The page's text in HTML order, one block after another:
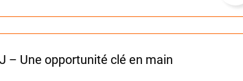
– Une opportunité clé en main